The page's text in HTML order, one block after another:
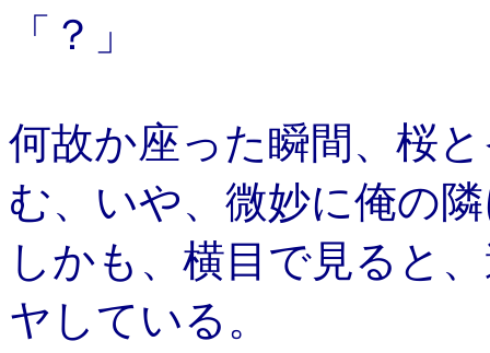
「？」
何故か座った瞬間、桜
む、いや、微妙に俺の
しかも、横目で見ると
ヤしている。